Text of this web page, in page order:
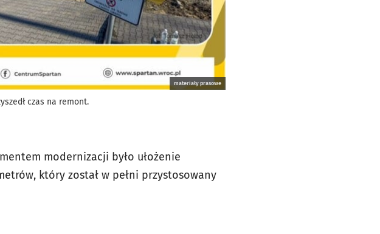
materiały prasowe
czas na remont.
modernizacji było ułożenie
który został w pełni przystosowany